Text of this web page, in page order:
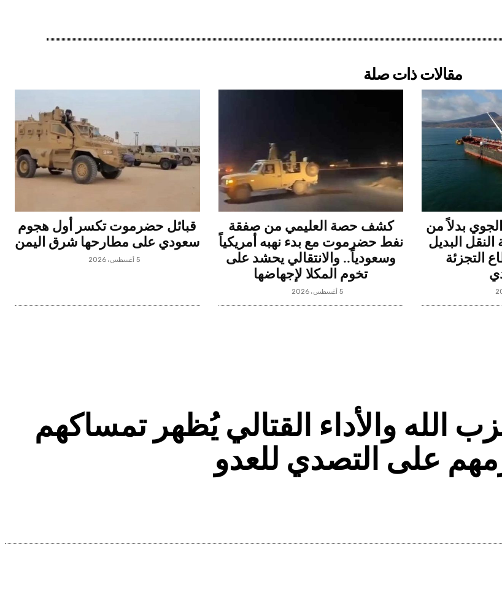
مقالات ذات صلة
بدلاً من
النقل البديل
التجزئة
كشف حصة العليمي من صفقة
نفط حضرموت مع بدء نهبه أمريكياً
وسعودياً.. والانتقالي يحشد على
تخوم المكلا لإجهاضها
5 أغسطس، 2026
قبائل حضرموت تكسر أول هجوم
سعودي على مطارحها شرق اليمن
5 أغسطس، 2026